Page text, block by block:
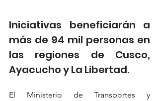
Iniciativas beneficiarán a
más de 94 mil personas en
las regiones de Cusco,
Ayacucho y La Libertad.
El Ministerio de Transportes y